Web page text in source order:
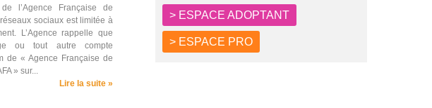
l’Agence Française de
sociaux est limitée à
L’Agence rappelle que
ou tout autre compte
de « Agence Française de
» sur...
Lire la suite »
> ESPACE ADOPTANT
> ESPACE PRO